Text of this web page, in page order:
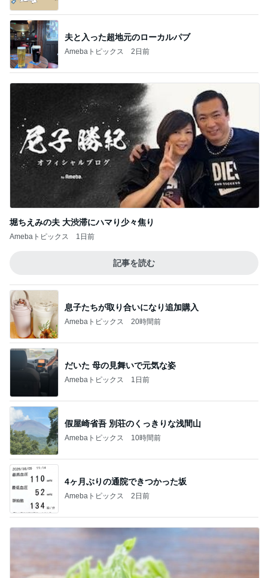
夫と入った超地元のローカルパブ
Amebaトピックス 2日前
堀ちえみの夫 大渋滞にハマり少々焦り
Amebaトピックス 1日前
記事を読む
息子たちが取り合いになり追加購入
Amebaトピックス 20時間前
だいた 母の見舞いで元気な姿
Amebaトピックス 1日前
假屋崎省吾 別荘のくっきりな浅間山
Amebaトピックス 10時間前
4ヶ月ぶりの通院できつかった坂
Amebaトピックス 2日前